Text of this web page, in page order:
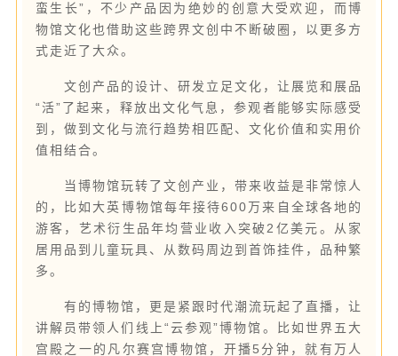
蛮生长”，不少产品因为绝妙的创意大受欢迎，而博
物馆文化也借助这些跨界文创中不断破圈，以更多方
式走近了大众。
文创产品的设计、研发立足文化，让展览和展品
“活”了起来，释放出文化气息，参观者能够实际感受
到，做到文化与流行趋势相匹配、文化价值和实用价
值相结合。
当博物馆玩转了文创产业，带来收益是非常惊人
的，比如大英博物馆每年接待600万来自全球各地的
游客，艺术衍生品年均营业收入突破2亿美元。从家
居用品到儿童玩具、从数码周边到首饰挂件，品种繁
多。
有的博物馆，更是紧跟时代潮流玩起了直播，让
讲解员带领人们线上“云参观”博物馆。比如世界五大
宫殿之一的凡尔赛宫博物馆，开播5分钟，就有万人